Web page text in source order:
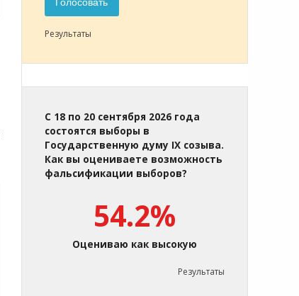
Голосовать
Результаты
С 18 по 20 сентября 2026 года
состоятся выборы в
Государственную думу IX созыва.
Как вы оцениваете возможность
фальсификации выборов?
54.2%
Оцениваю как высокую
Результаты